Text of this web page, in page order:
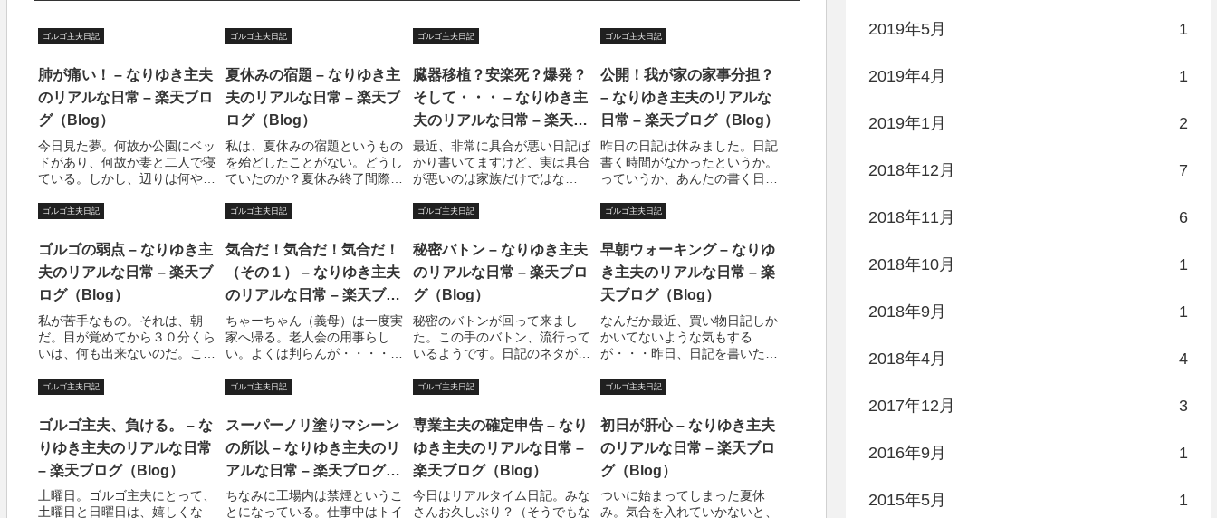
ゴルゴ主夫日記
肺が痛い！ – なりゆき主夫
のリアルな日常 – 楽天ブロ
グ（Blog）
今日見た夢。何故か公園にベッ
ドがあり、何故か妻と二人で寝
ている。しかし、辺りは何やら
着いて寝られない。仕方がない
かにいったほうがいいんじゃな
いかと提案する私。妻はあまり
乗り気ではない様...
ゴルゴ主夫日記
夏休みの宿題 – なりゆき主
夫のリアルな日常 – 楽天ブ
ログ（Blog）
私は、夏休みの宿題というもの
を殆どしたことがない。どうし
ていたのか？夏休み終了間際
の家に行って、やり終わったド
は、それを写していた記憶があ
る。自由課題は？母が夏休み最
後の日に雑誌を見て作...
ゴルゴ主夫日記
臓器移植？安楽死？爆発？
そして・・・ – なりゆき主
夫のリアルな日常 – 楽天ブ
ログ（Blog）
最近、非常に具合が悪い日記ば
かり書いてますけど、実は具合
が悪いのは家族だけではな
パソコン。ついに死にそうな状
臓器？は末期症状だと思いま
す。唐突に青い画面が現れ、死
にます。WINDOWS...
ゴルゴ主夫日記
公開！我が家の家事分担？
– なりゆき主夫のリアルな
日常 – 楽天ブログ（Blog）
昨日の日記は休みました。日記
書く時間がなかったというか。
っていうか、あんたの書く日
ごもっともな貴方はこちらをク
小説がプレッシャーになっても
います。自分で始めて自分のク
ビを絞める・・・よ...
ゴルゴ主夫日記
ゴルゴの弱点 – なりゆき主
夫のリアルな日常 – 楽天ブ
ログ（Blog）
私が苦手なもの。それは、朝
だ。目が覚めてから３０分くら
いは、何も出来ないのだ。この
だ。（他の時間でも狙撃された
歳をとって来ると目覚める時間
が早くなると聞いた。しかし、
４０過ぎた現在でも...
ゴルゴ主夫日記
気合だ！気合だ！気合だ！
（その１） – なりゆき主夫
のリアルな日常 – 楽天ブロ
グ（Blog）
ちゃーちゃん（義母）は一度実
家へ帰る。老人会の用事らし
い。よくは判らんが・・・・や
としかいいようがないという
のことである。朝早くに妻が駅
まで送りに行った。長男と次女
が起きてきたので朝飯...
ゴルゴ主夫日記
秘密バトン – なりゆき主夫
のリアルな日常 – 楽天ブロ
グ（Blog）
秘密のバトンが回って来まし
た。この手のバトン、流行って
いるようです。日記のネタがな
んし、チェーンメール、不幸の
いう人もいるかと思います。し
かも秘密・・・。これをゴルゴ
カテゴリに入れてい...
ゴルゴ主夫日記
早朝ウォーキング – なりゆ
き主夫のリアルな日常 – 楽
天ブログ（Blog）
なんだか最近、買い物日記しか
かいてないような気もする
が・・・昨日、日記を書いた
たら、油がないことに気づい
ッケとアジフライ。別に昨日食
べなくたってよかったのだが、
「今日はコロッケ？」と言...
ゴルゴ主夫日記
ゴルゴ主夫、負ける。 – な
りゆき主夫のリアルな日常
– 楽天ブログ（Blog）
土曜日。ゴルゴ主夫にとって、
土曜日と日曜日は、嬉しくな
ゴルゴ主夫日記
スーパーノリ塗りマシーン
の所以 – なりゆき主夫のリ
アルな日常 – 楽天ブログ
（Blog）
ちなみに工場内は禁煙というこ
とになっている。仕事中はトイ
ゴルゴ主夫日記
専業主夫の確定申告 – なり
ゆき主夫のリアルな日常 –
楽天ブログ（Blog）
今日はリアルタイム日記。みな
さんお久しぶり？（そうでもな
ゴルゴ主夫日記
初日が肝心 – なりゆき主夫
のリアルな日常 – 楽天ブロ
グ（Blog）
ついに始まってしまった夏休
み。気合を入れていかないと、
2019年5月 1
2019年4月 1
2019年1月 2
2018年12月 7
2018年11月 6
2018年10月 1
2018年9月 1
2018年4月 4
2017年12月 3
2016年9月 1
2015年5月 1